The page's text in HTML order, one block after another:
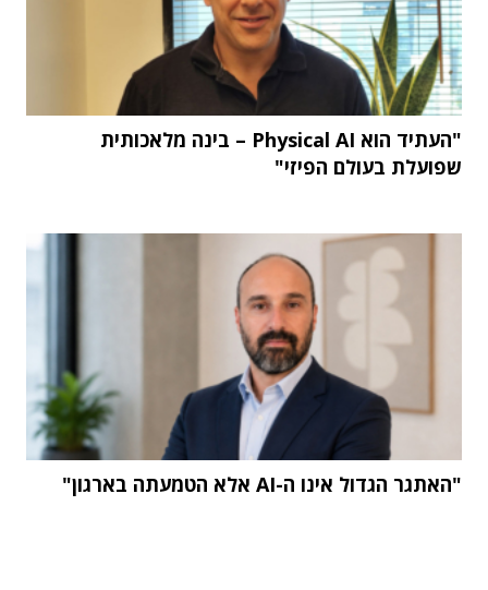
"העתיד הוא Physical AI – בינה מלאכותית
שפועלת בעולם הפיזי"
"האתגר הגדול אינו ה-AI אלא הטמעתה בארגון"